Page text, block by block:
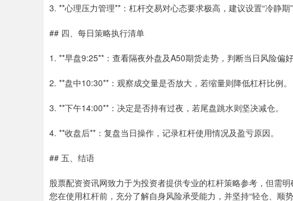
3. **心理压力管理**：杠杆交易对心态要求极高，建议设置“冷静
## 四、每日策略执行清单
1. **早盘9:25**：查看隔夜外盘及A50期货走势，判断当日风险偏好
2. **盘中10:30**：观察成交量是否放大，若缩量则降低杠杆比例。
3. **下午14:00**：决定是否持有过夜，若尾盘跳水则坚决减仓。
4. **收盘后**：复盘当日操作，记录杠杆使用情况及盈亏原因。
## 五、结语
股票配资资讯网致力于为投资者提供专业的杠杆策略参考，但需
您在使用杠杆前，充分了解自身风险承受能力，并坚持“轻仓、顺